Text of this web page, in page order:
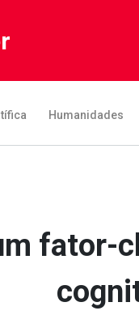
Humanidades
fator-